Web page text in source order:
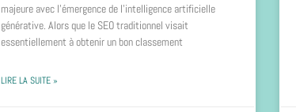
majeure avec l'émergence de l'intelligence artificielle
générative. Alors que le SEO traditionnel visait
essentiellement à obtenir un bon classement
LIRE LA SUITE »